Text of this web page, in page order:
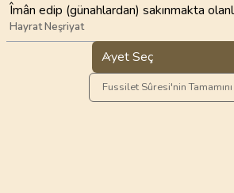
Îmân edip (günahlardan) sakınmakta
Hayrat Neşriyat
Ayet Seç
Fussilet Sûresi'nin